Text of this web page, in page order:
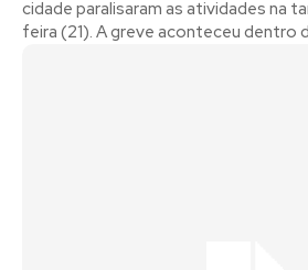
cidade paralisaram as atividades na
feira (21). A greve aconteceu dentro